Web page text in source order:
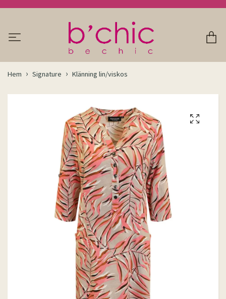
Hem Signature Klänning lin/viskos